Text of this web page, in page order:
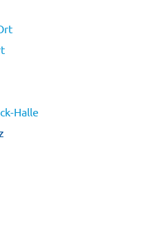
Halle